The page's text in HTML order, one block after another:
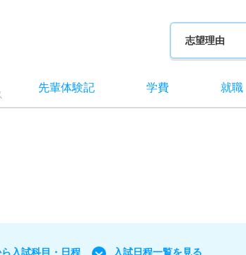
志望理由
先輩体験記 学費 就職
入試科目・日程
入試日程一覧を見る